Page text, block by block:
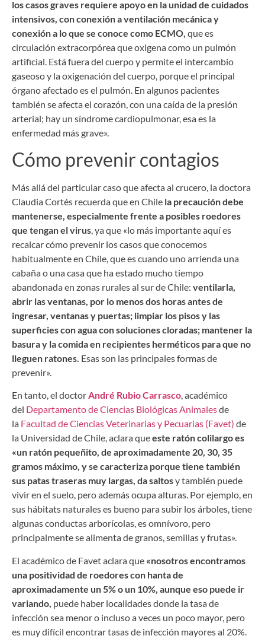
los casos graves requiere apoyo en la unidad de cuidados
intensivos, con conexión a ventilación mecánica y
conexión a lo que se conoce como ECMO, que es
circulación extracorpórea que oxigena como un pulmón
artificial. Está fuera del cuerpo y permite el intercambio
gaseoso y la oxigenación del cuerpo, porque el principal
órgano afectado es el pulmón. En algunos pacientes
también se afecta el corazón, con una caída de la presión
arterial; hay un síndrome cardiopulmonar, esa es la
enfermedad más grave».
Cómo prevenir contagios
Más allá del particular caso que afecta al crucero, la doctora
Claudia Cortés recuerda que en Chile la precaución debe
mantenerse, especialmente frente a posibles roedores
que tengan el virus, ya que «lo más importante aquí es
recalcar cómo prevenir los casos que conocemos
habitualmente en Chile, que es cuando uno arrienda una
cabaña o una casa que ha estado mucho tiempo
abandonada en zonas rurales al sur de Chile: ventilarla,
abrir las ventanas, por lo menos dos horas antes de
ingresar, ventanas y puertas; limpiar los pisos y las
superficies con agua con soluciones cloradas; mantener la
basura y la comida en recipientes herméticos para que no
lleguen ratones. Esas son las principales formas de
prevenir».
En tanto, el doctorAndré Rubio Carrasco, académico
del Departamento de Ciencias Biológicas Animalesde
la Facultad de Ciencias Veterinarias y Pecuarias (Favet) de
la Universidad de Chile, aclara queeste ratón colilargo es
«un ratón pequeñito, de aproximadamente 20, 30, 35
gramos máximo, y se caracteriza porque tiene también
sus patas traseras muy largas, da saltosy también puede
vivir en el suelo, pero además ocupa alturas. Por ejemplo, en
sus hábitats naturales es bueno para subir los árboles, tiene
algunas conductas arborícolas, es omnívoro, pero
principalmente se alimenta de granos, semillas y frutas».
El académico de Favet aclara que «nosotros encontramos
una positividad de roedores con hanta de
aproximadamente un 5% o un 10%, aunque eso puede ir
variando, puede haber localidades donde la tasa de
infección sea menor o incluso a veces un poco mayor, pero
es muy difícil encontrar tasas de infección mayores al 20%.